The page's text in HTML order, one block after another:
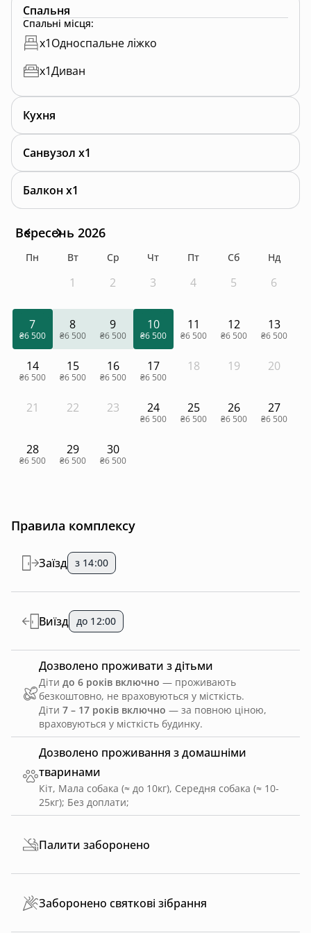
Ми pet friendly, приймаємо гостей з 1м улюбленцем.
Також, прошу врахувати що місцина дійсно
усамітнена і віддалена, виїхати можна лише на
високому повнопривідному авто, або скористатися
трансфером, вартість трансферу 500 грн. Своє авто
можна лишити внизу у наших друзів у дворі 🤗
Природу та тишу Вам гарантуємо)
Спальня
Спальні місця:
x1Односпальне ліжко
x1Диван
Кухня
Санвузол x1
Балкон x1
Вересень 2026
Пн Вт Ср Чт Пт Сб Нд
1 2 3 4 5 6
7
₴6 500
8
₴6 500
9
₴6 500
10
₴6 500
11
₴6 500
12
₴6 500
13
₴6 500
14
₴6 500
15
₴6 500
16
₴6 500
17
₴6 500
18 19 20
21 22 23 24
₴6 500
25
₴6 500
26
₴6 500
27
₴6 500
28
₴6 500
29
₴6 500
30
₴6 500
Правила комплексу
Дозволено проживання з домашніми
тваринами
Кіт, Мала собака (≈ до 10кг), Середня собака (≈ 10-
25кг); Без доплати;
Заїзд з 14:00
Виїзд до 12:00
Дозволено проживати з дітьми
Діти до 6 років включно — проживають
безкоштовно, не враховуються у місткість.
Діти 7 – 17 років включно — за повною ціною,
враховуються у місткість будинку.
Палити заборонено
Заборонено святкові зібрання